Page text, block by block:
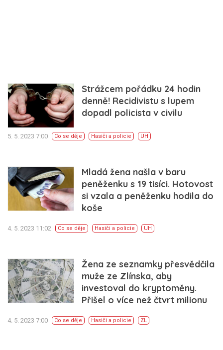
Strážcem pořádku 24 hodin
denně! Recidivistu s lupem
dopadl policista v civilu
5. 5. 2023 7:00 Co se děje Hasiči a policie UH
Mladá žena našla v baru
peněženku s 19 tisíci. Hotovost
si vzala a peněženku hodila do
koše
4. 5. 2023 11:02 Co se děje Hasiči a policie UH
Žena ze seznamky přesvědčila
muže ze Zlínska, aby
investoval do kryptoměny.
Přišel o více než čtvrt milionu
4. 5. 2023 7:00 Co se děje Hasiči a policie ZL